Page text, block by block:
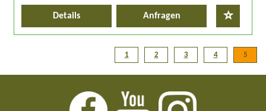
Details Anfragen
1 2 3 4 5